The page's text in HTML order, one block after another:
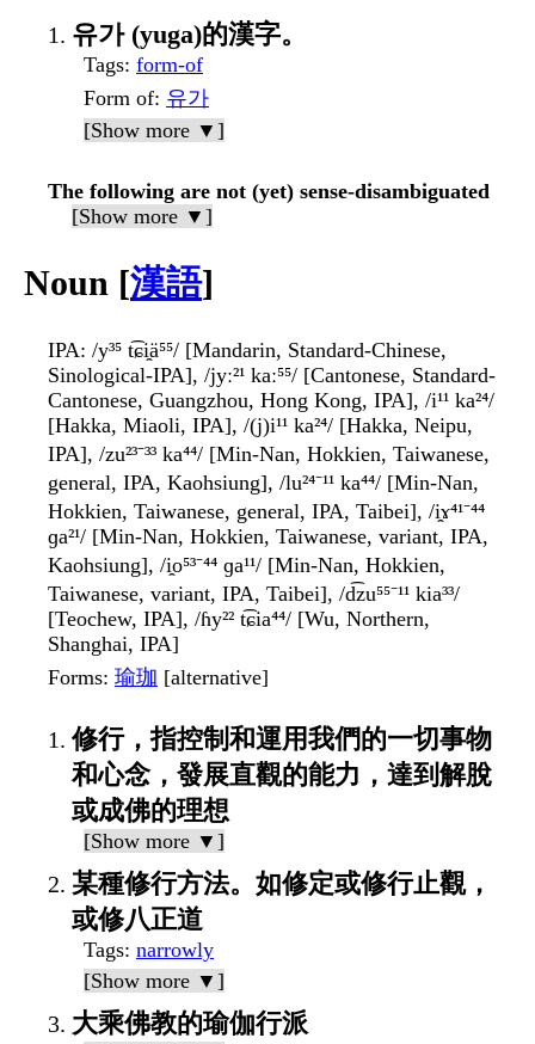
유가 (yuga)的漢字。
Tags: form-of
Form of: 유가
[Show more ▼]
The following are not (yet) sense-disambiguated
[Show more ▼]
Noun [漢語]
IPA: /y³⁵ t͡ɕi̯ä⁵⁵/ [Mandarin, Standard-Chinese,
Sinological-IPA], /jyː²¹ kaː⁵⁵/ [Cantonese, Standard-
Cantonese, Guangzhou, Hong Kong, IPA], /i¹¹ ka²⁴/
[Hakka, Miaoli, IPA], /(j)i¹¹ ka²⁴/ [Hakka, Neipu,
IPA], /zu²³⁻³³ ka⁴⁴/ [Min-Nan, Hokkien, Taiwanese,
general, IPA, Kaohsiung], /lu²⁴⁻¹¹ ka⁴⁴/ [Min-Nan,
Hokkien, Taiwanese, general, IPA, Taibei], /i̯ɤ⁴¹⁻⁴⁴
ɡa²¹/ [Min-Nan, Hokkien, Taiwanese, variant, IPA,
Kaohsiung], /i̯o⁵³⁻⁴⁴ ɡa¹¹/ [Min-Nan, Hokkien,
Taiwanese, variant, IPA, Taibei], /d͡zu⁵⁵⁻¹¹ kia³³/
[Teochew, IPA], /ɦy²² t͡ɕia⁴⁴/ [Wu, Northern,
Shanghai, IPA]
Forms: 瑜珈 [alternative]
修行，指控制和運用我們的一切事物
和心念，發展直觀的能力，達到解脫
或成佛的理想
[Show more ▼]
某種修行方法。如修定或修行止觀，
或修八正道
Tags: narrowly
[Show more ▼]
大乘佛教的瑜伽行派